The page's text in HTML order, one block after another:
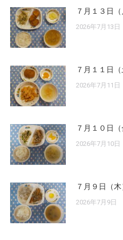
７月１３日（
2026年7月13日
７月１１日（
2026年7月11日
７月１０日（
2026年7月10日
７月９日（木
2026年7月9日